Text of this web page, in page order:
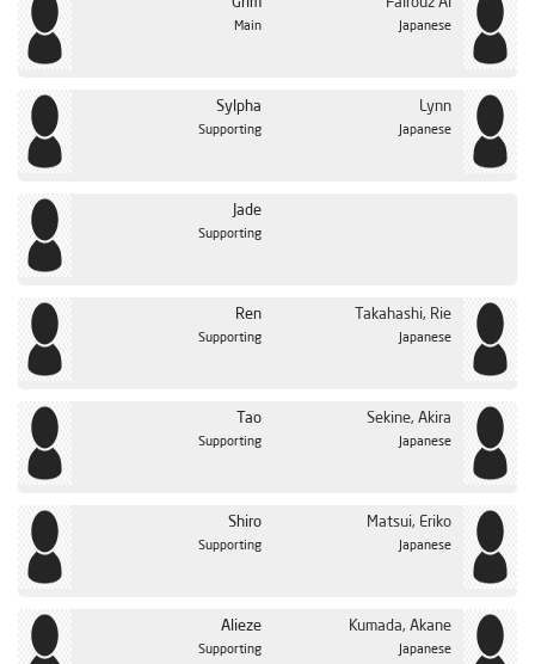
Main Japanese
Sylpha
Supporting
Lynn
Japanese
Jade
Supporting
Ren
Supporting
Takahashi, Rie
Japanese
Tao
Supporting
Sekine, Akira
Japanese
Shiro
Supporting
Matsui, Eriko
Japanese
Alieze
Supporting
Kumada, Akane
Japanese